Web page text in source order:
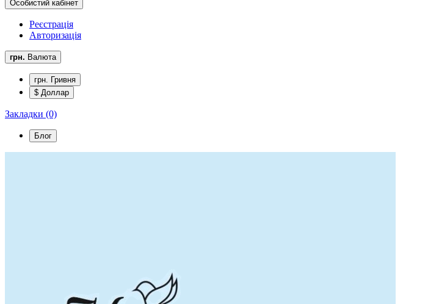
Особистий кабінет
Реєстрація
Авторизація
грн. Валюта
грн. Гривня
$ Доллар
Закладки (0)
Блог